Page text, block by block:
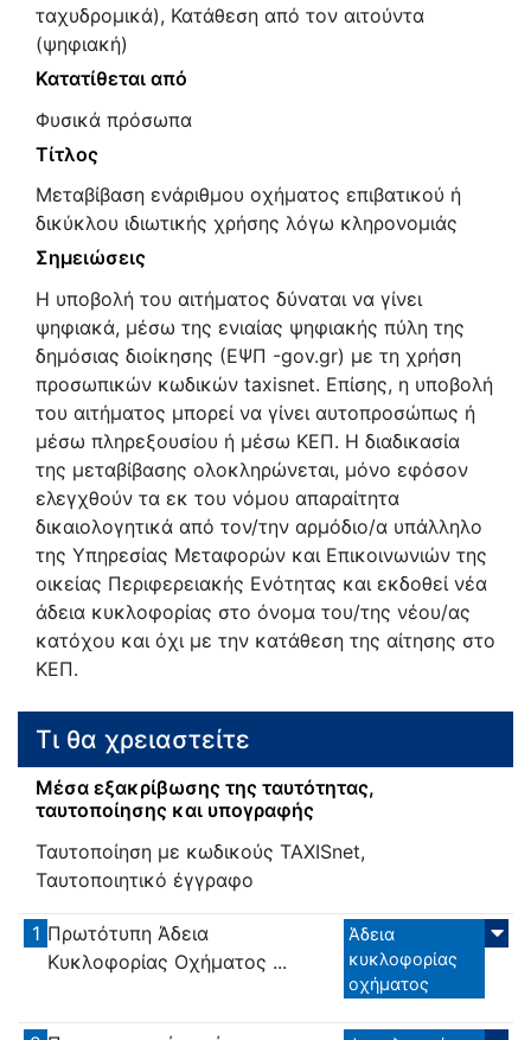
ταχυδρομικά), Κατάθεση από τον αιτούντα
(ψηφιακή)
Κατατίθεται από
Φυσικά πρόσωπα
Τίτλος
Μεταβίβαση ενάριθμου οχήματος επιβατικού ή
δικύκλου ιδιωτικής χρήσης λόγω κληρονομιάς
Σημειώσεις
Η υποβολή του αιτήματος δύναται να γίνει
ψηφιακά, μέσω της ενιαίας ψηφιακής πύλη της
δημόσιας διοίκησης (ΕΨΠ -gov.gr) με τη χρήση
προσωπικών κωδικών taxisnet. Επίσης, η υποβολή
του αιτήματος μπορεί να γίνει αυτοπροσώπως ή
μέσω πληρεξουσίου ή μέσω ΚΕΠ. Η διαδικασία
της μεταβίβασης ολοκληρώνεται, μόνο εφόσον
ελεγχθούν τα εκ του νόμου απαραίτητα
δικαιολογητικά από τον/την αρμόδιο/α υπάλληλο
της Υπηρεσίας Μεταφορών και Επικοινωνιών της
οικείας Περιφερειακής Ενότητας και εκδοθεί νέα
άδεια κυκλοφορίας στο όνομα του/της νέου/ας
κατόχου και όχι με την κατάθεση της αίτησης στο
ΚΕΠ.
Τι θα χρειαστείτε
Μέσα εξακρίβωσης της ταυτότητας,
ταυτοποίησης και υπογραφής
Ταυτοποίηση με κωδικούς TAXISnet,
Ταυτοποιητικό έγγραφο
1 Πρωτότυπη Άδεια
Κυκλοφορίας Οχήματος ...
Άδεια
κυκλοφορίας
οχήματος